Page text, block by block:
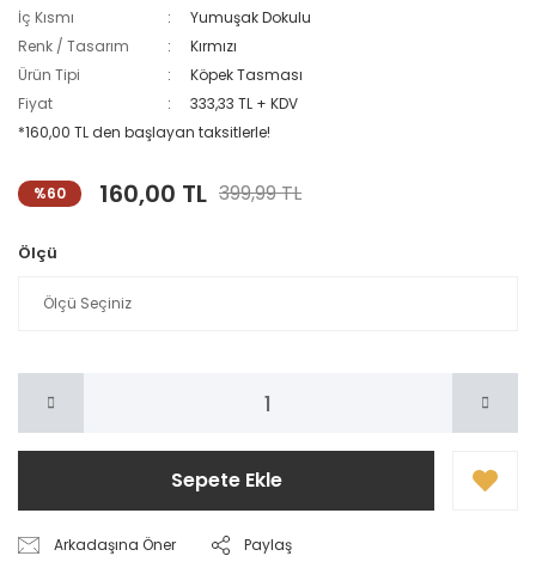
İç Kısmı
Yumuşak Dokulu
Renk / Tasarım
Kırmızı
Ürün Tipi
Köpek Tasması
Fiyat
333,33 TL + KDV
*160,00 TL den başlayan taksitlerle!
%60 160,00 TL 399,99 TL
Ölçü
Sepete Ekle
Arkadaşına Öner Paylaş